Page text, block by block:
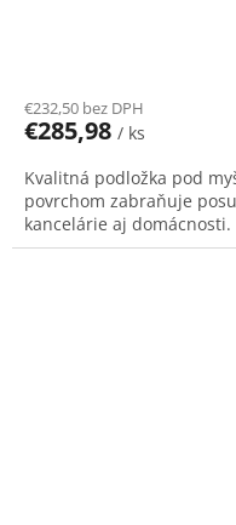
€232,50 bez DPH
€285,98 / ks
Kvalitná podložka pod
povrchom zabraňuje
kancelárie aj domácnosti.